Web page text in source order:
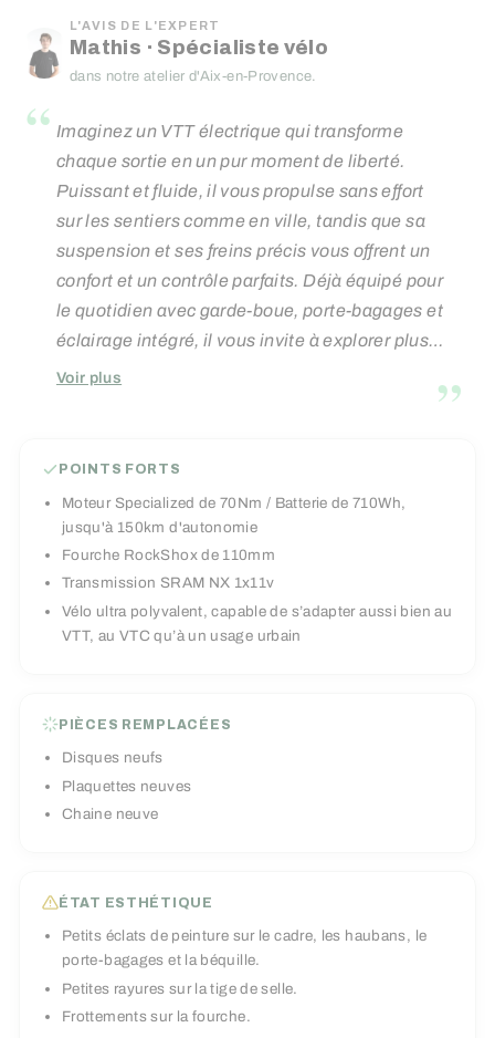
L'AVIS DE L'EXPERT
Mathis · Spécialiste vélo
dans notre atelier d'Aix-en-Provence.
“ Imaginez un VTT électrique qui transforme
chaque sortie en un pur moment de liberté.
Puissant et fluide, il vous propulse sans effort
sur les sentiers comme en ville, tandis que sa
suspension et ses freins précis vous offrent un
confort et un contrôle parfaits. Déjà équipé pour
le quotidien avec garde-boue, porte-bagages et
éclairage intégré, il vous invite à explorer plus
loin, profiter de chaque instant et ressentir le
Voir plus ”
POINTS FORTS
Moteur Specialized de 70Nm / Batterie de 710Wh,
jusqu'à 150km d'autonomie
Fourche RockShox de 110mm
Transmission SRAM NX 1x11v
Vélo ultra polyvalent, capable de s’adapter aussi bien au
VTT, au VTC qu’à un usage urbain
PIÈCES REMPLACÉES
Disques neufs
Plaquettes neuves
Chaine neuve
ÉTAT ESTHÉTIQUE
Petits éclats de peinture sur le cadre, les haubans, le
porte-bagages et la béquille.
Petites rayures sur la tige de selle.
Frottements sur la fourche.